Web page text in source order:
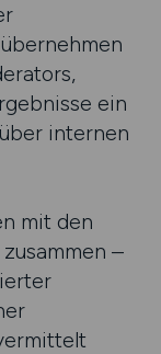
ein
internen
mit den
–